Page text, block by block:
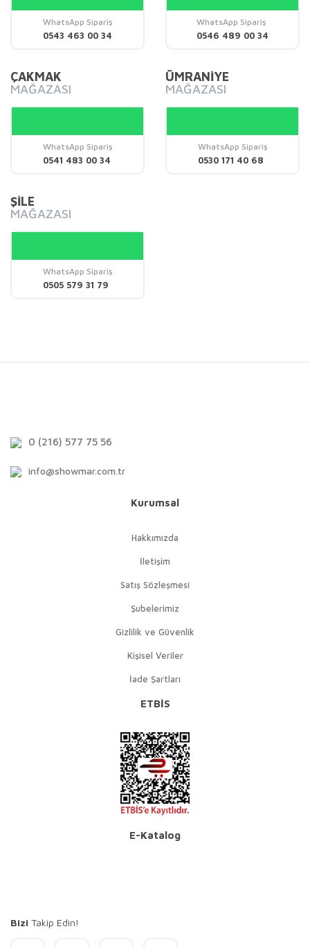
Ürün bilgilerinde hatalar bulunuyor.
Ürün fiyatı diğer sitelerden daha pahalı.
WhatsApp Sipariş
0543 463 00 34
WhatsApp Sipariş
0546 489 00 34
ÇAKMAK
MAĞAZASI
WhatsApp Sipariş
0541 483 00 34
ÜMRANİYE
MAĞAZASI
WhatsApp Sipariş
0530 171 40 68
ŞİLE
MAĞAZASI
WhatsApp Sipariş
0505 579 31 79
0 (216) 577 75 56
info@showmar.com.tr
Kurumsal
Hakkımızda
İletişim
Satış Sözleşmesi
Şubelerimiz
Gizlilik ve Güvenlik
Kişisel Veriler
İade Şartları
ETBİS
E-Katalog
Bizi Takip Edin!